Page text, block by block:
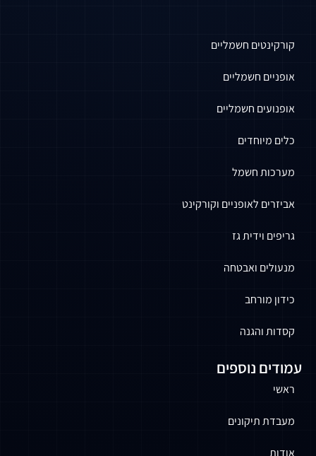
חשמליים
חשמליים
חשמליים
חשמל
לאופניים וקורקינט
וידית גז
ואבטחה
נוספים
תיקונים